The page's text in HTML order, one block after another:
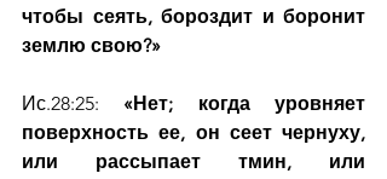
чтобы сеять, бороздит и боронит
землю свою?»
Ис.28:25: «Нет; когда уровняет
поверхность ее, он сеет чернуху,
или рассыпает тмин, или